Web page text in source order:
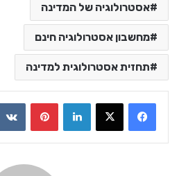
אסטרולוגיה של המדינה
מחשבון אסטרולוגיה חינם
תחזית אסטרולוגית למדינה
LinkedIn